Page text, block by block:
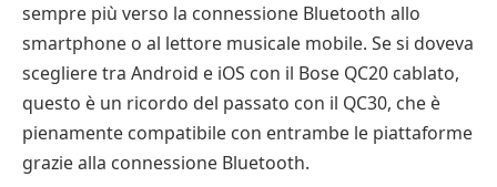
sempre più verso la connessione Bluetooth allo
smartphone o al lettore musicale mobile. Se si doveva
scegliere tra Android e iOS con il Bose QC20 cablato,
questo è un ricordo del passato con il QC30, che è
pienamente compatibile con entrambe le piattaforme
grazie alla connessione Bluetooth.